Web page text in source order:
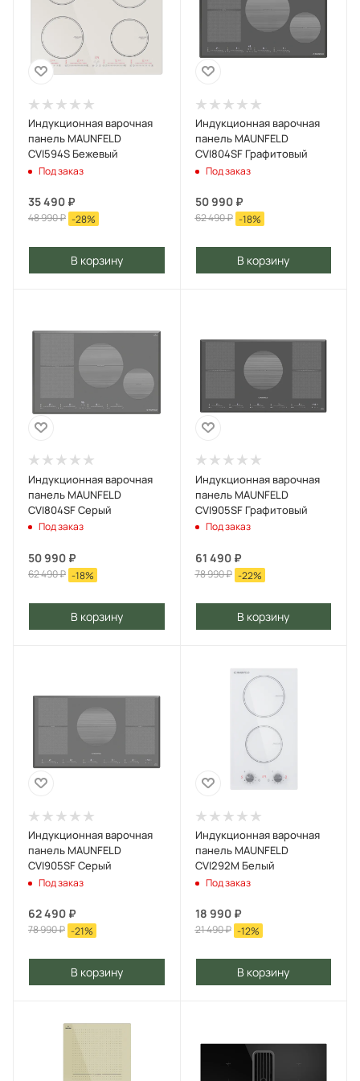
Индукционная варочная
панель MAUNFELD
CVI594S Бежевый
Под заказ
35 490 ₽
48 990₽ -28%
В корзину
Индукционная варочная
панель MAUNFELD
CVI804SF Графитовый
Под заказ
50 990₽
62 490₽ -18%
В корзину
Индукционная варочная
панель MAUNFELD
CVI804SF Серый
Под заказ
50 990 ₽
62 490₽ -18%
В корзину
Индукционная варочная
панель MAUNFELD
CVI905SF Графитовый
Под заказ
61 490₽
78 990₽ -22%
В корзину
Индукционная варочная
панель MAUNFELD
CVI905SF Серый
Под заказ
62 490 ₽
78 990₽ -21%
В корзину
Индукционная варочная
панель MAUNFELD
CVI292M Белый
Под заказ
18 990₽
21 490₽ -12%
В корзину